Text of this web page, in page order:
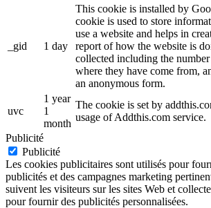
_gid 1 day
This cookie is installed by
cookie is used to store
use a website and helps in
report of how the website is
collected including the
where they have come from,
an anonymous form.
uvc
1 year
1
month
The cookie is set by
usage of Addthis.com service.
Publicité
Publicité
Les cookies publicitaires sont utilisés pour
publicités et des campagnes marketing
suivent les visiteurs sur les sites Web et
pour fournir des publicités personnalisées.